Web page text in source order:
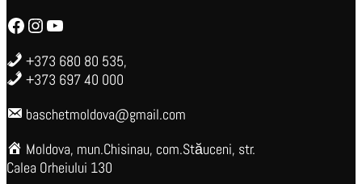
Facebook Instagram YouTube
+373 680 80 535,
+373 697 40 000
baschetmoldova@gmail.com
Moldova, mun.Chisinau, com.Stăuceni, str.
Calea Orheiului 130